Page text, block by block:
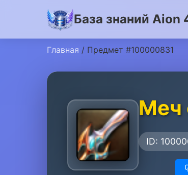
База знаний Aion
Главная / Предмет #100000831
Меч
ID: